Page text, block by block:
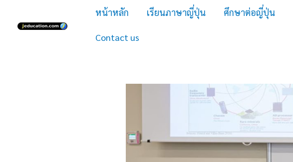
หน้าหลัก เรียนภาษาญี่ปุ่น ศึกษาต่อญี่ปุ่น
Contact us